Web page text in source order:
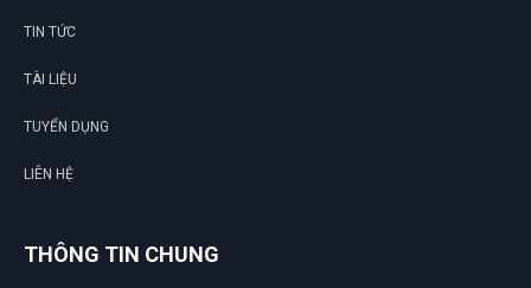
TIN TỨC
TÀI LIỆU
TUYỂN DỤNG
LIÊN HỆ
THÔNG TIN CHUNG